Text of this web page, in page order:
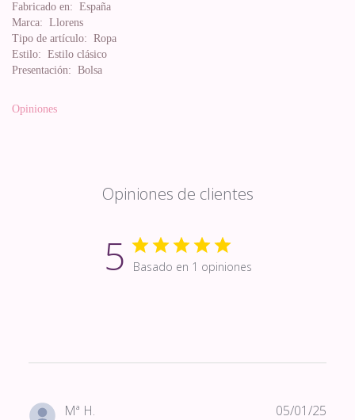
Fabricado en: España
Marca: Llorens
Tipo de artículo: Ropa
Estilo: Estilo clásico
Presentación: Bolsa
Opiniones
Opiniones de clientes
5 Basado en 1 opiniones
Mª H. 05/01/25